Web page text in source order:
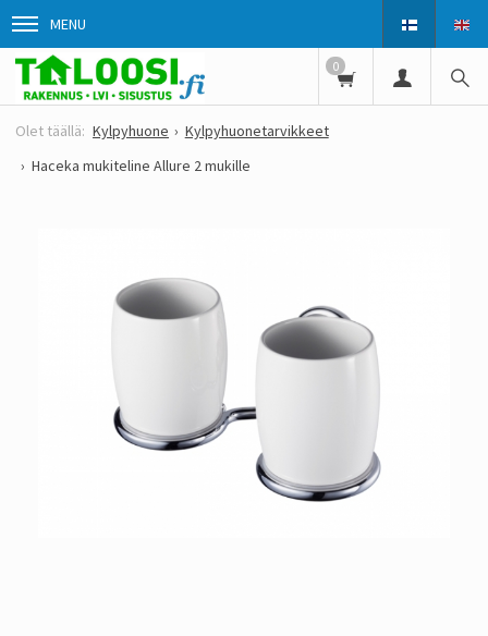
MENU
0
Kylpyhuone
Kylpyhuonetarvikkeet
Haceka mukiteline Allure 2 mukille